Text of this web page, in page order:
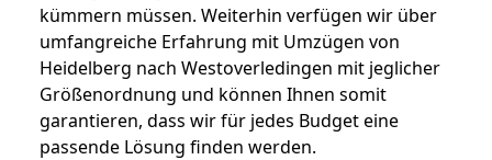
kümmern müssen. Weiterhin verfügen wir über
umfangreiche Erfahrung mit Umzügen von
Heidelberg nach Westoverledingen mit jeglicher
Größenordnung und können Ihnen somit
garantieren, dass wir für jedes Budget eine
passende Lösung finden werden.